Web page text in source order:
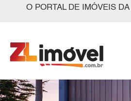
O PORTAL DE IMÓVEIS DA